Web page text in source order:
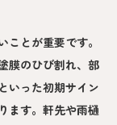
とが重要です。
膜のひび割れ、部
いった初期サイン
ます。軒先や雨樋